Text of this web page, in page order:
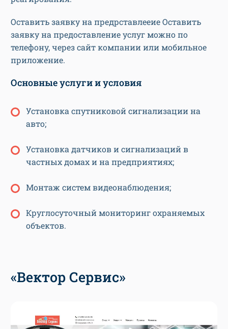
Оставить заявку на предрставлееие Оставить
заявку на предоставление услуг можно по
телефону, через сайт компании или мобильное
приложение.
Основные услуги и условия
Установка спутниковой сигнализации на
авто;
Установка датчиков и сигнализаций в
частных домах и на предприятиях;
Монтаж систем видеонаблюдения;
Круглосуточный мониторинг охраняемых
объектов.
«Вектор Сервис»